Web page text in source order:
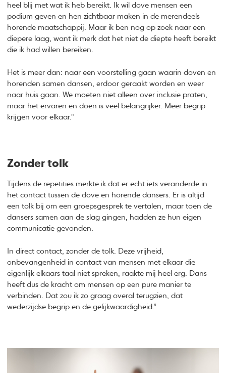
heel blij met wat ik heb bereikt. Ik wil dove mensen een
podium geven en hen zichtbaar maken in de merendeels
horende maatschappij. Maar ik ben nog op zoek naar een
diepere laag, want ik merk dat het niet de diepte heeft bereikt
die ik had willen bereiken.
Het is meer dan: naar een voorstelling gaan waarin doven en
horenden samen dansen, erdoor geraakt worden en weer
naar huis gaan. We moeten niet alleen over inclusie praten,
maar het ervaren en doen is veel belangrijker. Meer begrip
krijgen voor elkaar."
Zonder tolk
Tijdens de repetities merkte ik dat er echt iets veranderde in
het contact tussen de dove en horende dansers. Er is altijd
een tolk bij om een groepsgesprek te vertalen, maar toen de
dansers samen aan de slag gingen, hadden ze hun eigen
communicatie gevonden.
In direct contact, zonder de tolk. Deze vrijheid,
onbevangenheid in contact van mensen met elkaar die
eigenlijk elkaars taal niet spreken, raakte mij heel erg. Dans
heeft dus de kracht om mensen op een pure manier te
verbinden. Dat zou ik zo graag overal terugzien, dat
wederzijdse begrip en de gelijkwaardigheid.”